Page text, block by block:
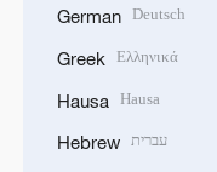
German Deutsch
Greek Ελληνικά
Hausa Hausa
Hebrew עברית